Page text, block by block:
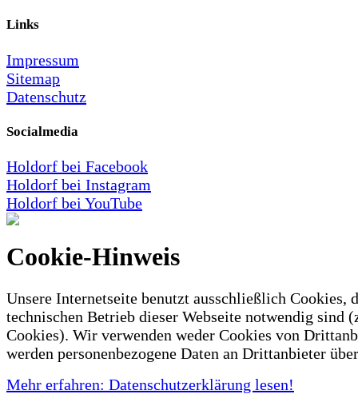
Links
Impressum
Sitemap
Datenschutz
Socialmedia
Holdorf bei Facebook
Holdorf bei Instagram
Holdorf bei YouTube
Cookie-Hinweis
Unsere Internetseite benutzt ausschließlich Cookies,
technischen Betrieb dieser Webseite notwendig sind
Cookies). Wir verwenden weder Cookies von
werden personenbezogene Daten an Drittanbieter
Mehr erfahren: Datenschutzerklärung lesen!